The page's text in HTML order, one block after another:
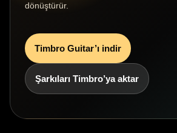
dönüştürür.
Timbro Guitar’ı indir
Şarkıları Timbro’ya aktar